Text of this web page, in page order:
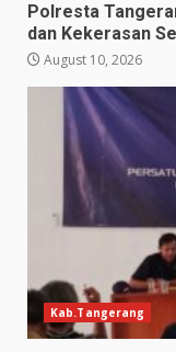
Polresta
dan Kekerasan
August 10, 2026
Kab.Tangerang